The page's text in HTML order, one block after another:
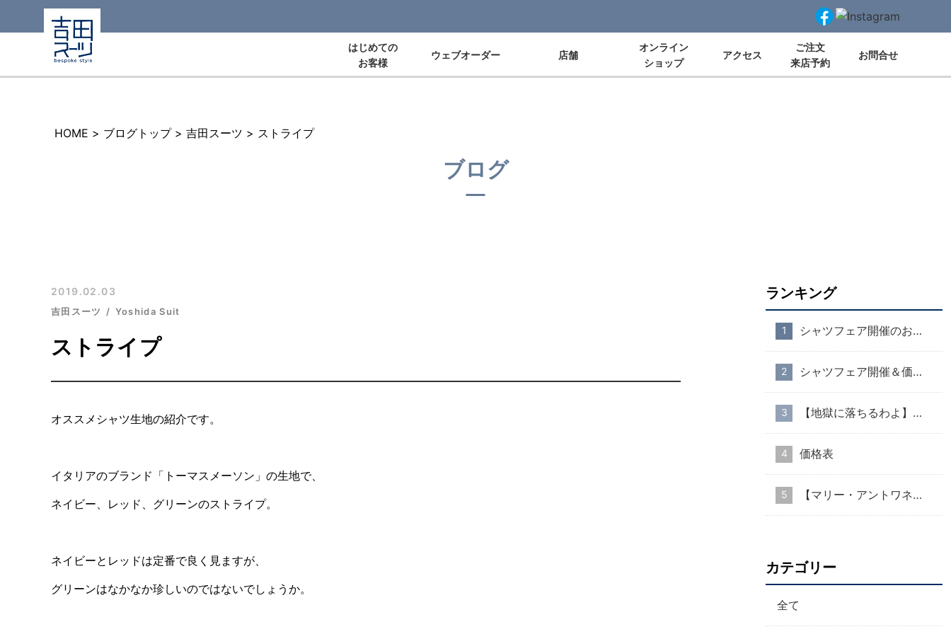
はじめての
お客様
ウェブオーダー 店舗
オンライン
ショップ
アクセス
ご注文
来店予約
お問合せ
HOME > ブログトップ > 吉田スーツ > ストライプ
ブログ
2019.02.03
吉田スーツ Yoshida Suit
ストライプ
オススメシャツ生地の紹介です。
イタリアのブランド「トーマスメーソン」の生地で、
ネイビー、レッド、グリーンのストライプ。
ネイビーとレッドは定番で良く見ますが、
グリーンはなかなか珍しいのではないでしょうか。
ランキング
シャツフェア開催のお知らせ
シャツフェア開催＆価格改定のお知らせ
【地獄に落ちるわよ】衣装協力のお知らせ
価格表
【マリー・アントワネット・スタイル】part１
カテゴリー
全て